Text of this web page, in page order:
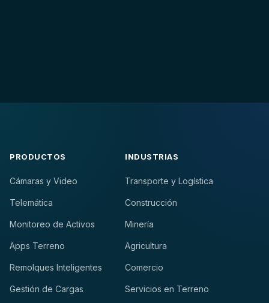
PRODUCTOS
Cámaras y Video
Telemática
Monitoreo de Activos
Apps Terreno
Remolques Inteligentes
Gestión de Cargas
INDUSTRIAS
Transporte y Logística
Construcción
Minería
Agricultura
Comercio
Servicios en Terreno